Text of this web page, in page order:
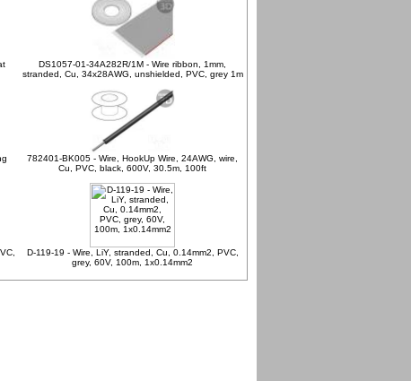
DS1057-01-34A282R/1M - Wire ribbon, 1mm,
stranded, Cu, 34x28AWG, unshielded, PVC, grey 1m
782401-BK005 - Wire, HookUp Wire, 24AWG, wire,
Cu, PVC, black, 600V, 30.5m, 100ft
D-119-19 - Wire, LiY, stranded, Cu, 0.14mm2, PVC,
grey, 60V, 100m, 1x0.14mm2